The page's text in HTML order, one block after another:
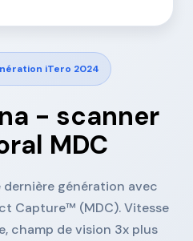
iTero 2024
- scanner
MDC
génération avec
Capture™ (MDC). Vitesse
champ de vision 3x plus